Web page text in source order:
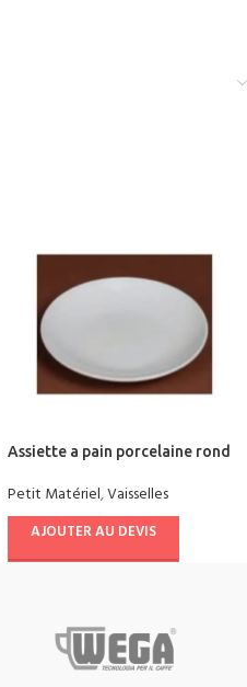
Assiette a pain porcelaine rond
Petit Matériel,Vaisselles
AJOUTER AU DEVIS